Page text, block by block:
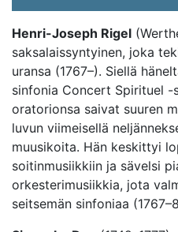
Henri-Joseph Rigel
saksalaissyntyinen, joka
uransa (1767–). Siellä
sinfonia Concert Spirituel -
oratorionsa saivat suuren
luvun viimeisellä
muusikoita. Hän keskittyi
soitinmusiikkiin ja sävelsi
orkesterimusiikkia, jota
seitsemän sinfoniaa